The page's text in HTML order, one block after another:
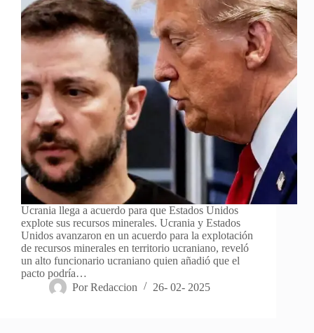
Ucrania llega a acuerdo para que Estados Unidos
explote sus recursos minerales. Ucrania y Estados
Unidos avanzaron en un acuerdo para la explotación
de recursos minerales en territorio ucraniano, reveló
un alto funcionario ucraniano quien añadió que el
pacto podría…
Por Redaccion 26- 02- 2025